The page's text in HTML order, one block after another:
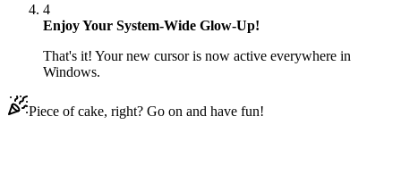
4
Enjoy Your System-Wide Glow-Up!
That's it! Your new cursor is now active everywhere in
Windows.
Piece of cake, right? Go on and have fun!